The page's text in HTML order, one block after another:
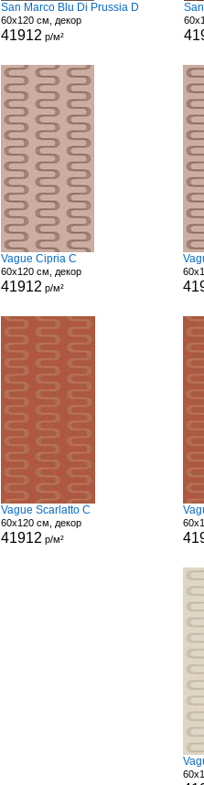
San Marco Blu Di Prussia D
60x120 см, декор
41912 р/м²
Vague Cipria C
60x120 см, декор
41912 р/м²
Vague Scarlatto C
60x120 см, декор
41912 р/м²